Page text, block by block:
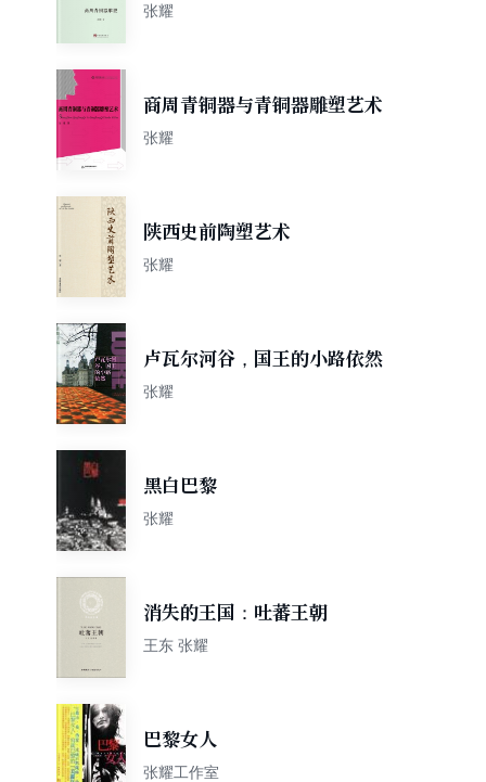
张耀
商周青铜器与青铜器雕塑艺术
张耀
陕西史前陶塑艺术
张耀
卢瓦尔河谷，国王的小路依然
张耀
黑白巴黎
张耀
消失的王国：吐蕃王朝
王东 张耀
巴黎女人
张耀工作室